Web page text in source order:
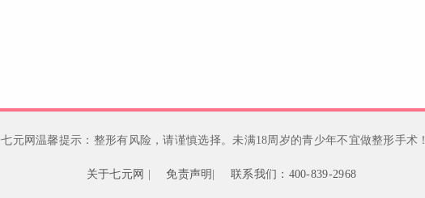
七元网温馨提示：整形有风险，请谨慎选择。未满18周岁的青少年不宜做整形手术！
关于七元网 免责声明 联系我们：400-839-2968